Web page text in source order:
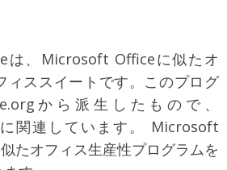
は、Microsoft Officeに似たオ
ィススイートです。このプログ
から派生したもので、
関連しています。 Microsoft
たオフィス生産性プログラムを